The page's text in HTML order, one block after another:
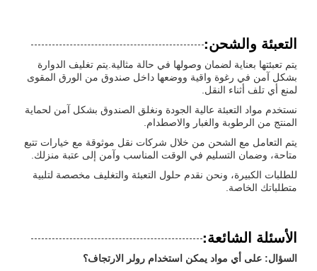
التعبئة والشحن:
يتم تعبئتها بعناية لضمان وصولها في حالة مثالية.يتم تغليف الدوارة
بشكل آمن في رغوة واقية ووضعها داخل صندوق من الورق المقوى
لمنع أي تلف أثناء النقل.
نستخدم مواد التعبئة عالية الجودة ونغلق الصندوق بشكل آمن لحماية
المنتج من الرطوبة والغبار والاصطدام.
يتم التعامل مع الشحن من خلال شركات نقل موثوقة مع خيارات تتبع
متاحة، وضمان التسليم في الوقت المناسب وآمن إلى عتبة منزلك.
للطلبات الكبيرة، ونحن نقدم حلول التعبئة والتغليف مخصصة لتلبية
متطلباتك الخاصة.
الأسئلة الشائعة:
السؤال: على أي مواد يمكن استخدام رولر الارتجاف؟